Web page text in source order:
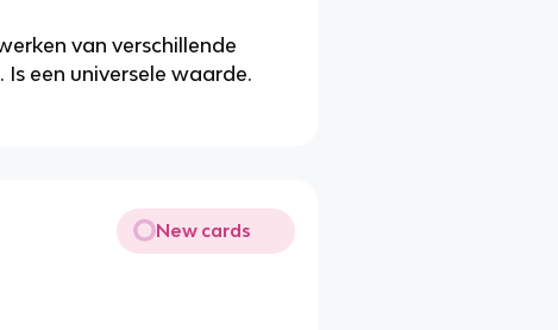
van verschillende
Is een universele waarde.
New cards